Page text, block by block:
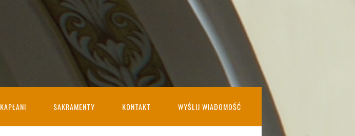
KAPŁANI SAKRAMENTY KONTAKT WYŚLIJ WIADOMOŚĆ